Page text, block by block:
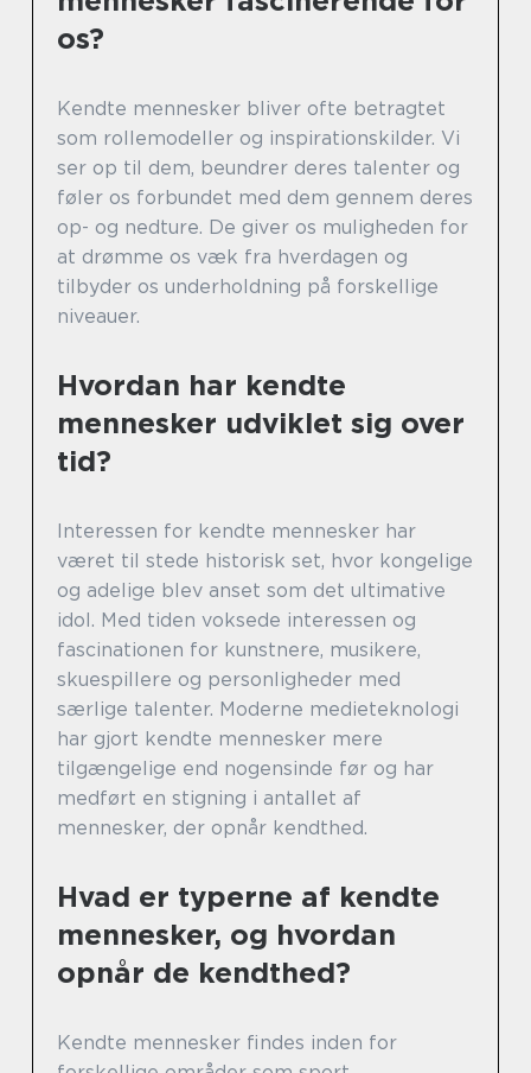
os?
Kendte mennesker bliver ofte betragtet
som rollemodeller og inspirationskilder. Vi
ser op til dem, beundrer deres talenter og
føler os forbundet med dem gennem deres
op- og nedture. De giver os muligheden for
at drømme os væk fra hverdagen og
tilbyder os underholdning på forskellige
niveauer.
Hvordan har kendte
mennesker udviklet sig over
tid?
Interessen for kendte mennesker har
været til stede historisk set, hvor kongelige
og adelige blev anset som det ultimative
idol. Med tiden voksede interessen og
fascinationen for kunstnere, musikere,
skuespillere og personligheder med
særlige talenter. Moderne medieteknologi
har gjort kendte mennesker mere
tilgængelige end nogensinde før og har
medført en stigning i antallet af
mennesker, der opnår kendthed.
Hvad er typerne af kendte
mennesker, og hvordan
opnår de kendthed?
Kendte mennesker findes inden for